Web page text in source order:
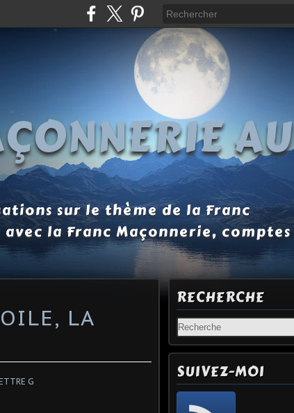
AU
sur le thème de la Franc
la Franc Maçonnerie, comptes
LA
RECHERCHE
SUIVEZ-MOI